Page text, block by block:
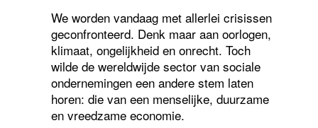
We worden vandaag met allerlei crisissen
geconfronteerd. Denk maar aan oorlogen,
klimaat, ongelijkheid en onrecht. Toch
wilde de wereldwijde sector van sociale
ondernemingen een andere stem laten
horen: die van een menselijke, duurzame
en vreedzame economie.